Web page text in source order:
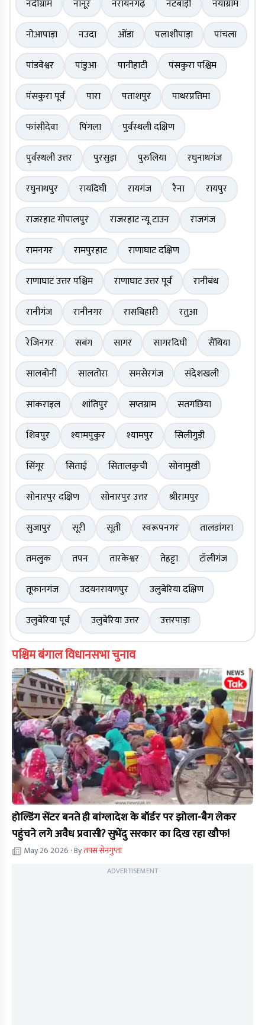
नंदीग्राम नानूर नरायनगढ़ नटबाड़ी
नयाग्राम
नोआपाड़ा
नउदा ओंडा पलाशीपाड़ा
पांचला
पांडवेश्वर
पांडुआ पानीहाटी
पंसकुरा पश्चिम
पंसकुरा पूर्व
पारा पताशपुर
पाथरप्रतिमा
फांसीदेवा
पिंगला
पुर्वस्थली दक्षिण
पुर्वस्थली उत्तर
पुरसुड़ा पुरुलिया
रघुनाथगंज
रघुनाथपुर
रायदिघी रायगंज रैना
रायपुर
राजरहाट गोपालपुर
राजरहाट न्यू टाउन
राजगंज
रामनगर
रामपुरहाट
राणाघाट दक्षिण
राणाघाट उत्तर पश्चिम
राणाघाट उत्तर पूर्व
रानीबंध
रानीगंज
रानीनगर रासबिहारी
रतुआ
रेजिनगर
सबंग सागर सागरदिघी
सैंथिया
सालबोनी
सालतोरा समसेरगंज
संदेशखली
सांकराइल
शांतिपुर सप्तग्राम
सतगछिया
शिवपुर
श्यामपुकुर श्यामपुर
सिलीगुड़ी
सिंगूर
सिताई सितालकुची
सोनामुखी
सोनारपुर दक्षिण
सोनारपुर उत्तर
श्रीरामपुर
सुजापुर
सूरी सूती स्वरूपनगर
तालडांगरा
तमलुक
तपन तारकेश्वर तेहट्टा
टॉलीगंज
तूफानगंज
उदयनरायणपुर
उलुबेरिया दक्षिण
उलुबेरिया पूर्व
उलुबेरिया उत्तर उत्तरपाड़ा
पश्चिम बंगाल विधानसभा चुनाव
होल्डिंग सेंटर बनते ही बांग्लादेश के बॉर्डर पर झोला-बैग लेकर
पहुंचने लगे अवैध प्रवासी? सुभेंदु सरकार का दिख रहा खौफ!
May 26 2026 · Byतपस सेनगुप्ता
ADVERTISEMENT